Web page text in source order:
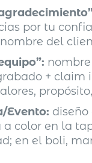
por tu
del
+ claim
Evento: diseño
color en la
en el boli,